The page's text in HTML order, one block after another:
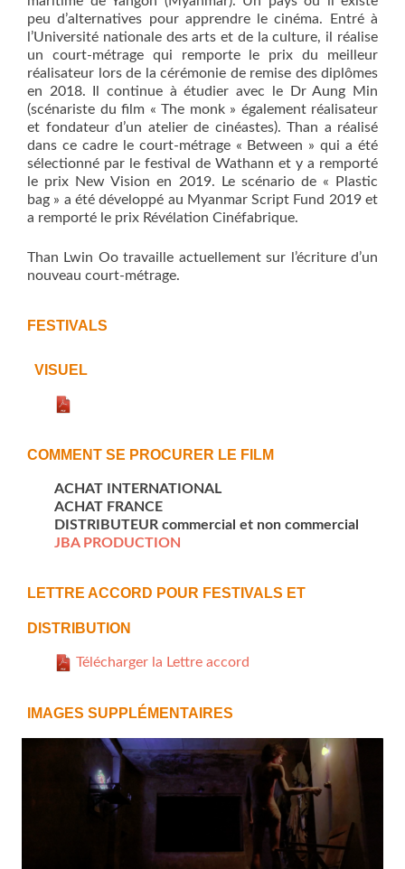
peu d’alternatives pour apprendre le cinéma. Entré à
l’Université nationale des arts et de la culture, il réalise
un court-métrage qui remporte le prix du meilleur
réalisateur lors de la cérémonie de remise des diplômes
en 2018. Il continue à étudier avec le Dr Aung Min
(scénariste du film « The monk » également réalisateur
et fondateur d’un atelier de cinéastes). Than a réalisé
dans ce cadre le court-métrage « Between » qui a été
sélectionné par le festival de Wathann et y a remporté
le prix New Vision en 2019. Le scénario de « Plastic
bag » a été développé au Myanmar Script Fund 2019 et
a remporté le prix Révélation Cinéfabrique.
Than Lwin Oo travaille actuellement sur l’écriture d’un
nouveau court-métrage.
FESTIVALS
VISUEL
COMMENT SE PROCURER LE FILM
ACHAT INTERNATIONAL
ACHAT FRANCE
DISTRIBUTEUR commercial et non commercial
JBA PRODUCTION
LETTRE ACCORD POUR FESTIVALS ET
DISTRIBUTION
Télécharger la Lettre accord
IMAGES SUPPLÉMENTAIRES